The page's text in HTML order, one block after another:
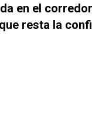
en el
resta la